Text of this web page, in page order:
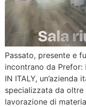
Passato, presente e
incontrano da Prefor:
IN ITALY, un’azienda
specializzata da oltre
lavorazione di